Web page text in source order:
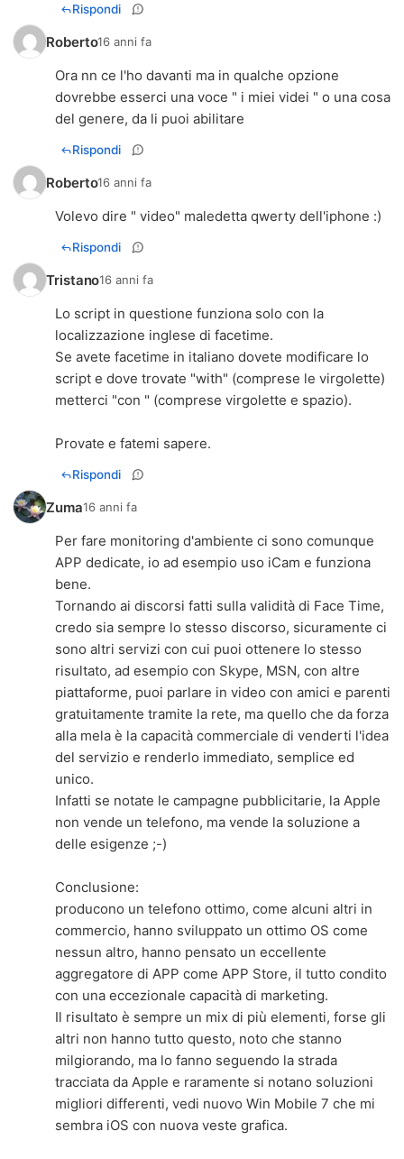
Rispondi
Roberto16 anni fa
Ora nn ce l'ho davanti ma in qualche opzione
dovrebbe esserci una voce " i miei videi " o una cosa
del genere, da li puoi abilitare
Rispondi
Roberto16 anni fa
Volevo dire " video" maledetta qwerty dell'iphone :)
Rispondi
Tristano16 anni fa
Lo script in questione funziona solo con la
localizzazione inglese di facetime.
Se avete facetime in italiano dovete modificare lo
script e dove trovate "with" (comprese le virgolette)
metterci "con " (comprese virgolette e spazio).
Provate e fatemi sapere.
Rispondi
Zuma16 anni fa
Per fare monitoring d'ambiente ci sono comunque
APP dedicate, io ad esempio uso iCam e funziona
bene.
Tornando ai discorsi fatti sulla validità di Face Time,
credo sia sempre lo stesso discorso, sicuramente ci
sono altri servizi con cui puoi ottenere lo stesso
risultato, ad esempio con Skype, MSN, con altre
piattaforme, puoi parlare in video con amici e parenti
gratuitamente tramite la rete, ma quello che da forza
alla mela è la capacità commerciale di venderti l'idea
del servizio e renderlo immediato, semplice ed
unico.
Infatti se notate le campagne pubblicitarie, la Apple
non vende un telefono, ma vende la soluzione a
delle esigenze ;-)
Conclusione:
producono un telefono ottimo, come alcuni altri in
commercio, hanno sviluppato un ottimo OS come
nessun altro, hanno pensato un eccellente
aggregatore di APP come APP Store, il tutto condito
con una eccezionale capacità di marketing.
Il risultato è sempre un mix di più elementi, forse gli
altri non hanno tutto questo, noto che stanno
milgiorando, ma lo fanno seguendo la strada
tracciata da Apple e raramente si notano soluzioni
migliori differenti, vedi nuovo Win Mobile 7 che mi
sembra iOS con nuova veste grafica.